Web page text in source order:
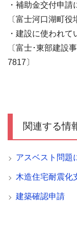
・補助金交付申請
〔富士河口湖町
・建設に使われ
〔富士･東部建
7817〕
関連する情
アスベスト問題
木造住宅耐震化
建築確認申請